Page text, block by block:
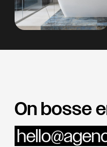
On bosse